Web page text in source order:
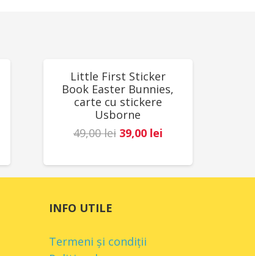
REDUCERI!
Little First Sticker
Book Easter Bunnies,
carte cu stickere
Usborne
49,00lei Prețul
a
39,00 leiPrețul
este:
INFO UTILE
Termeni și condiții